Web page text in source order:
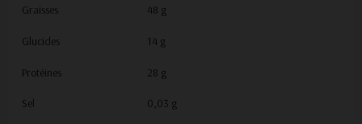
Graisses 48 g
Glucides 14 g
Protéines 28 g
Sel 0,03 g